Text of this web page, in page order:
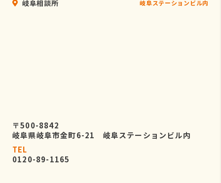
岐阜相談所 岐阜ステーションビル内
〒500-8842
岐阜県岐阜市金町6-21 岐阜ステーションビル内
TEL
0120-89-1165